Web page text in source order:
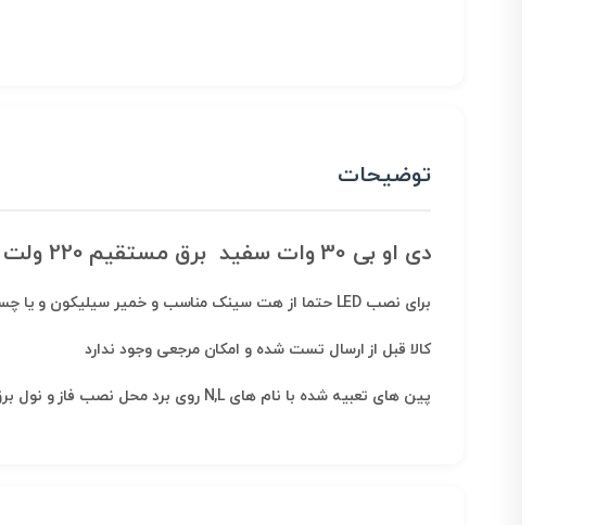
توضیحات
دی او بی 30 وات سفید برق مستقیم 220 ولت
برای نصب LED حتما از هت سینک مناسب و خمیر سیلیکون و یا چسب سیلیکون استفاده کنید
کالا قبل از ارسال تست شده و امکان مرجعی وجود ندارد
پین های تعبیه شده با نام های N,L روی برد محل نصب فاز و نول برق شهری ۲۲۰ ولت می باشند جهت فاز و نول مهم نمی باشد